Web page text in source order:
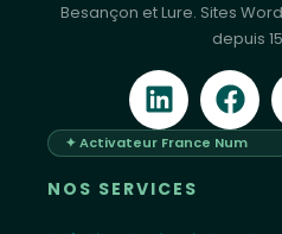
Besançon et Lure. Sites
depuis
✦ Activateur France Num
NOS SERVICES